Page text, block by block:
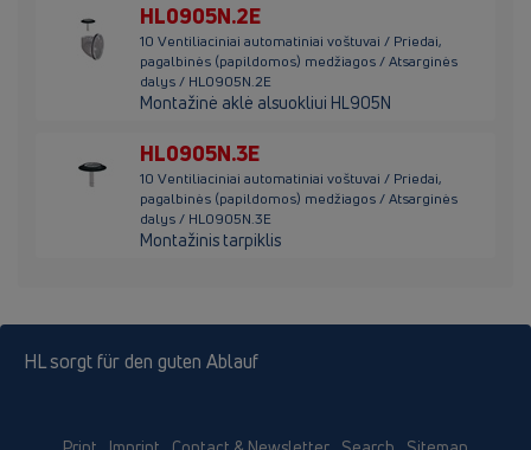
HL0905N.2E
10 Ventiliaciniai automatiniai voštuvai / Priedai,
pagalbinės (papildomos) medžiagos / Atsarginės
dalys / HL0905N.2E
Montažinė aklė alsuokliui HL905N
HL0905N.3E
10 Ventiliaciniai automatiniai voštuvai / Priedai,
pagalbinės (papildomos) medžiagos / Atsarginės
dalys / HL0905N.3E
Montažinis tarpiklis
HL sorgt für den guten Ablauf